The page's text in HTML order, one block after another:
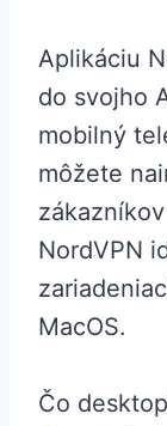
Aplikáciu
do svojho
mobilný
môžete
NordVPN
MacOS.
Čo